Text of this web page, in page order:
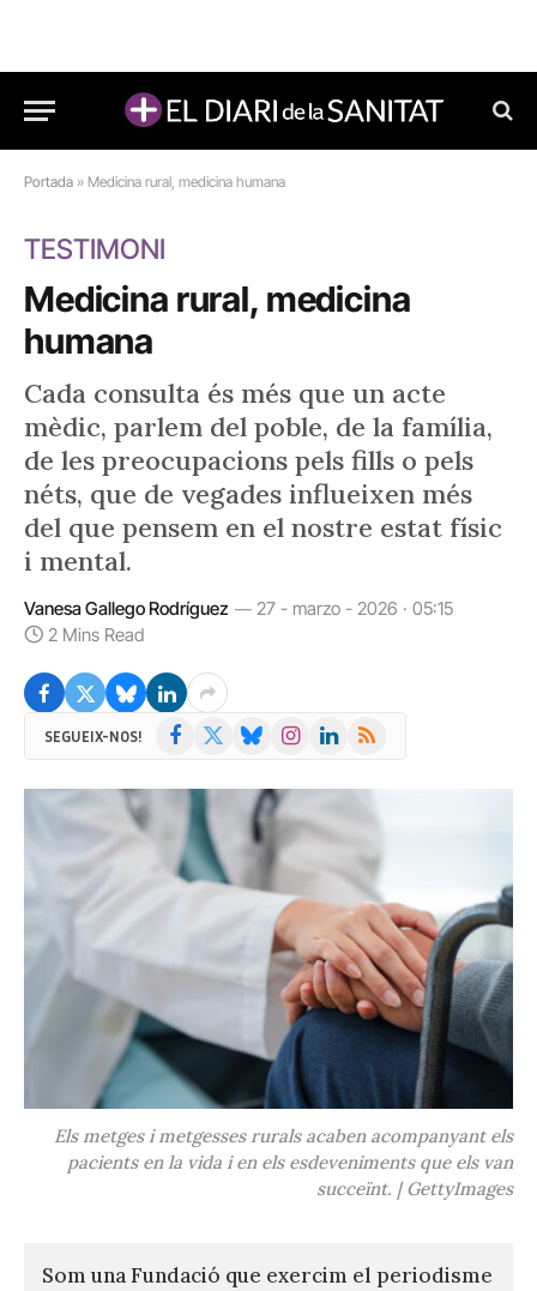
Portada » Medicina rural, medicina humana
TESTIMONI
Medicina rural, medicina
humana
Cada consulta és més que un acte
mèdic, parlem del poble, de la família,
de les preocupacions pels fills o pels
néts, que de vegades influeixen més
del que pensem en el nostre estat físic
i mental.
Vanesa Gallego Rodríguez
27 - marzo - 2026 · 05:15
2 Mins Read
SEGUEIX-NOS! Facebook BlueskyInstagramLinkedIn
RSS
Els metges i metgesses rurals acaben acompanyant els
pacients en la vida i en els esdeveniments que els van
succeïnt. | GettyImages
Som una Fundació que exercim el periodisme